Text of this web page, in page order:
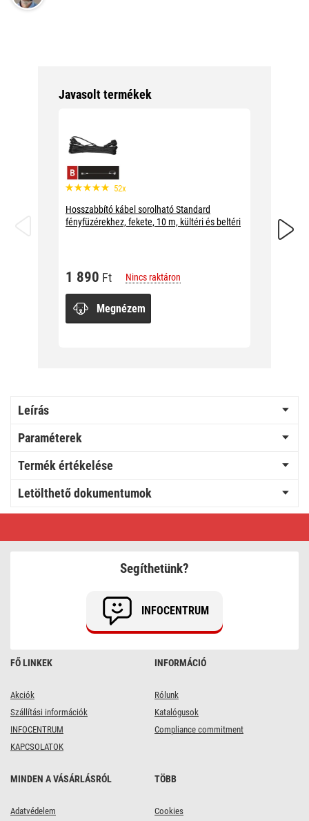
Javasolt termékek
52x
Hosszabbító kábel sorolható Standard
fényfüzérekhez, fekete, 10 m, kültéri és beltéri
1 890 Ft Nincs raktáron
Megnézem
beltéri
Leírás
Paraméterek
Termék értékelése
Letölthető dokumentumok
fényfüzér,
FŐ LINKEK
Akciók
Szállítási információk
INFOCENTRUM
KAPCSOLATOK
INFORMÁCIÓ
Rólunk
Katalógusok
Compliance commitment
MINDEN A VÁSÁRLÁSRÓL
Adatvédelem
TÖBB
Cookies
Segíthetünk?
INFOCENTRUM